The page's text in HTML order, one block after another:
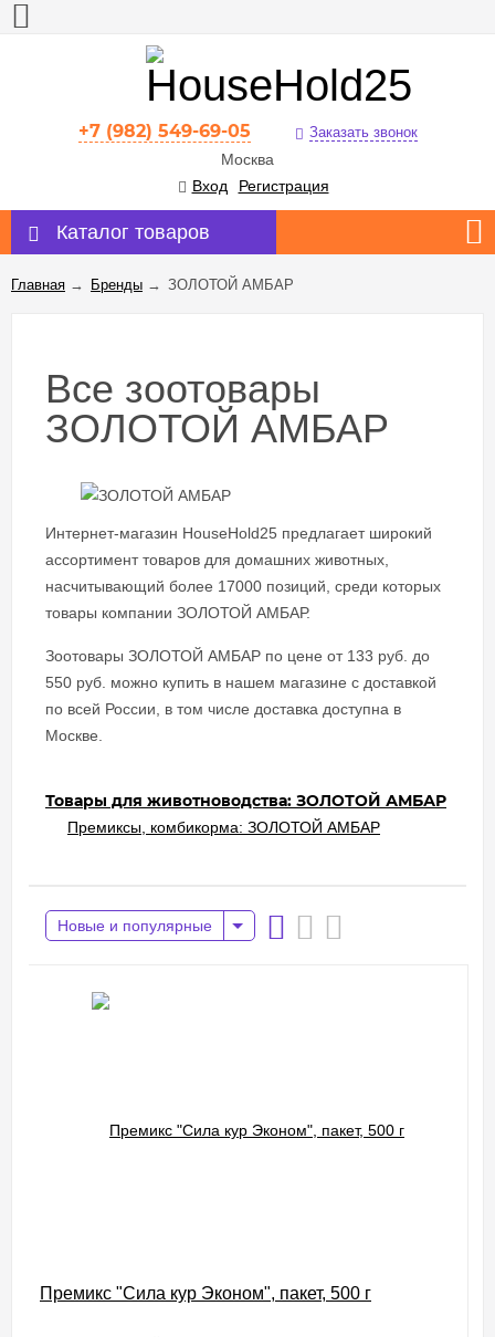
+7 (982) 549-69-05 Заказать звонок
Москва
Вход
Регистрация
Каталог товаров
Главная → Бренды → ЗОЛОТОЙ АМБАР
Все зоотовары
ЗОЛОТОЙ АМБАР
Интернет-магазин HouseHold25 предлагает широкий
ассортимент товаров для домашних животных,
насчитывающий более 17000 позиций, среди которых
товары компании ЗОЛОТОЙ АМБАР.
Зоотовары ЗОЛОТОЙ АМБАР по цене от 133 руб. до
550 руб. можно купить в нашем магазине с доставкой
по всей России, в том числе доставка доступна в
Москве.
Товары для животноводства: ЗОЛОТОЙ АМБАР
Премиксы, комбикорма: ЗОЛОТОЙ АМБАР
Новые и популярные
Премикс "Сила кур Эконом", пакет, 500 г